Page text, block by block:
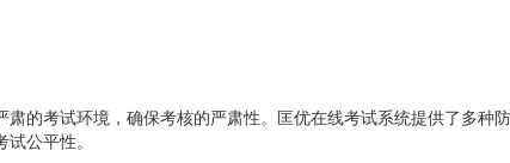
肃的考试环境，确保考核的严肃性。匡优在线考试系统提供了多
公平性。